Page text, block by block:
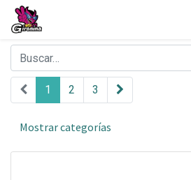
1 2 3
Mostrar categorías